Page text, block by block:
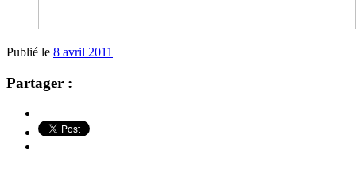
Publié le 8 avril 2011
Partager :